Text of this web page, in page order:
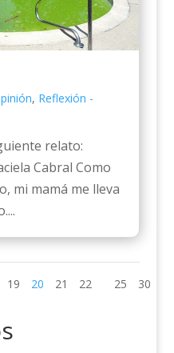
, Reflexión -
relato:
Cabral Como
mi mamá me lleva
19 20 21 22 25 30